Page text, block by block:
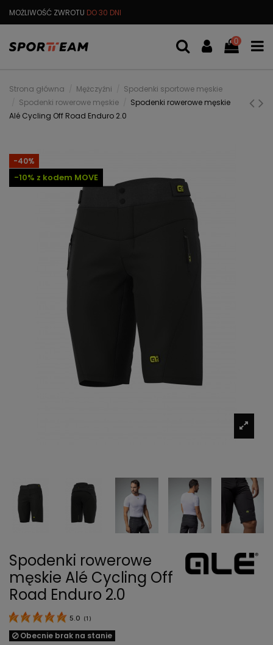
MOŻLIWOŚĆ ZWROTU DO 30 DNI
0
Strona główna Mężczyźni
Spodenki sportowe męskie
Spodenki rowerowe męskie
Spodenki rowerowe męskie
Alé Cycling Off Road Enduro 2.0
-40%
-10% z kodem MOVE
Spodenki rowerowe
męskie Alé Cycling Off
Road Enduro 2.0
5.0 (1 )
Obecnie brak na stanie